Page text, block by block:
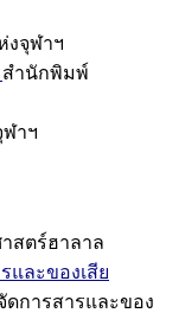
งจุฬาฯ
สำนักพิมพ์
าฯ
สตร์ฮาลาล
และของเสีย
ดการสารและของ